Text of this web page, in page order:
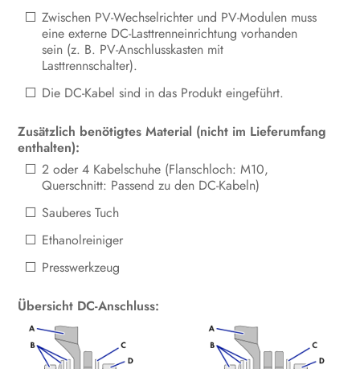
Zwischen PV-Wechselrichter und PV-Modulen muss
eine externe DC-Lasttrenneinrichtung vorhanden
sein (z. B. PV-Anschlusskasten mit
Lasttrennschalter).
Die DC-Kabel sind in das Produkt eingeführt.
Zusätzlich benötigtes Material (nicht im Lieferumfang
enthalten):
2 oder 4 Kabelschuhe (Flanschloch: M10,
Querschnitt: Passend zu den DC-Kabeln)
Sauberes Tuch
Ethanolreiniger
Presswerkzeug
Übersicht DC-Anschluss: